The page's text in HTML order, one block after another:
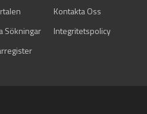
Kontakta Oss
Sökningar
Integritetspolicy